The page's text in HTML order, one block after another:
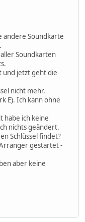
andere Soundkarte
Soundkarten
und jetzt geht die
nicht mehr.
E). Ich kann ohne
habe ich keine
nichts geändert.
Schlüssel findet?
gestartet -
aber keine